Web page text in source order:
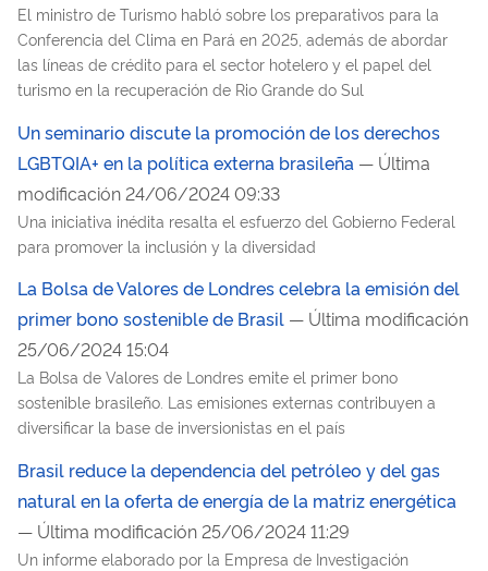
El ministro de Turismo habló sobre los preparativos para la
Conferencia del Clima en Pará en 2025, además de abordar
las líneas de crédito para el sector hotelero y el papel del
turismo en la recuperación de Rio Grande do Sul
Un seminario discute la promoción de los derechos
LGBTQIA+ en la política externa brasileña — Última
modificación 24/06/2024 09:33
Una iniciativa inédita resalta el esfuerzo del Gobierno Federal
para promover la inclusión y la diversidad
La Bolsa de Valores de Londres celebra la emisión del
primer bono sostenible de Brasil — Última modificación
25/06/2024 15:04
La Bolsa de Valores de Londres emite el primer bono
sostenible brasileño. Las emisiones externas contribuyen a
diversificar la base de inversionistas en el país
Brasil reduce la dependencia del petróleo y del gas
natural en la oferta de energía de la matriz energética
— Última modificación 25/06/2024 11:29
Un informe elaborado por la Empresa de Investigación